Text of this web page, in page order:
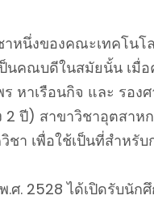
นึ่งของคณะเทคโนโ
คณบดีในสมัยนั้น เมื่
หาเรือนกิจ และ รอ
ปี) สาขาวิชาอุตสาห
า เพื่อใช้เป็นที่สำห
ศ. 2528 ได้เปิดรับนั